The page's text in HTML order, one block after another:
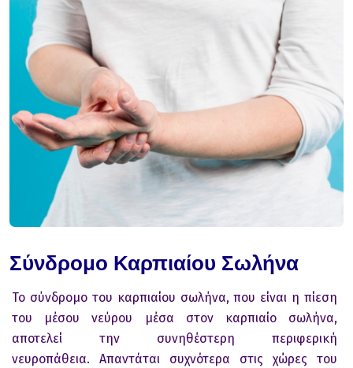
Σύνδρομο Καρπιαίου Σωλήνα
Το σύνδρομο του καρπιαίου σωλήνα, που είναι η πίεση
του μέσου νεύρου μέσα στον καρπιαίο σωλήνα,
αποτελεί την συνηθέστερη περιφερική
νευροπάθεια. Απαντάται συχνότερα στις χώρες του